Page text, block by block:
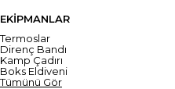
EKİPMANLAR
Termoslar
Direnç Bandı
Kamp Çadırı
Boks Eldiveni
Tümünü Gör